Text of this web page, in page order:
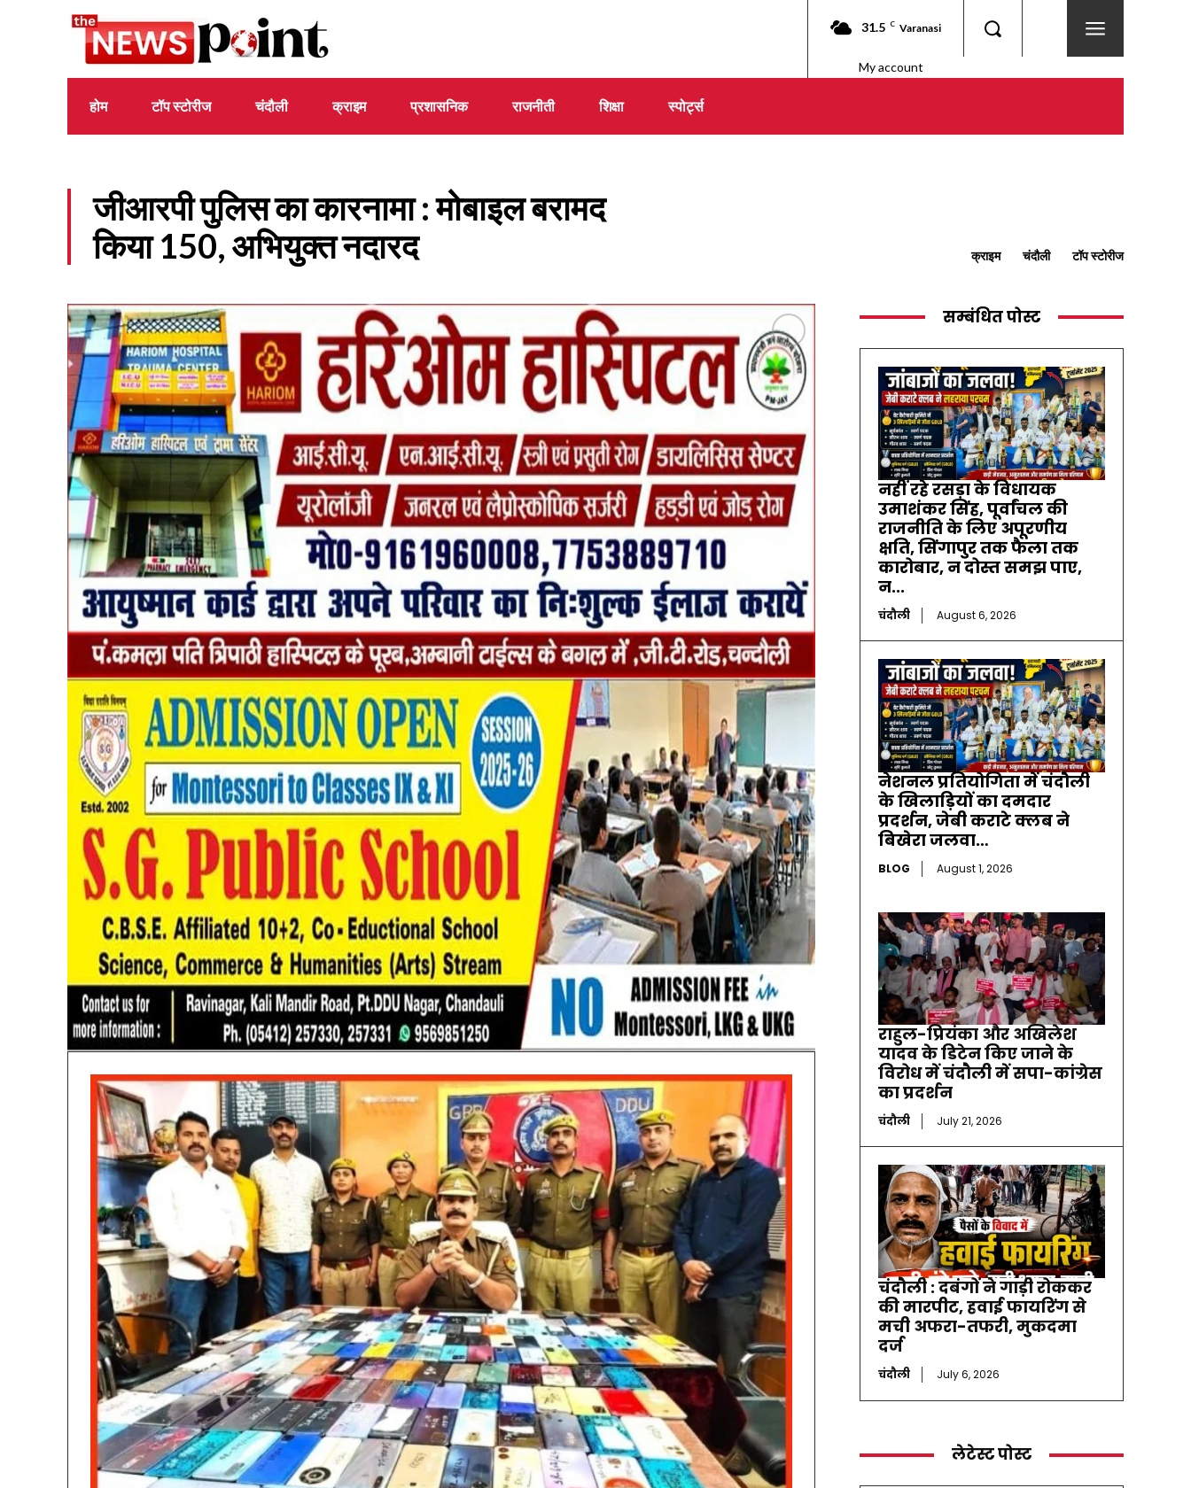
31.5 C Varanasi
My account
होम टॉप स्टोरीज चंदौली क्राइम प्रशासनिक राजनीती शिक्षा स्पोर्ट्स
जीआरपी पुलिस का कारनामा : मोबाइल बरामद
किया 150, अभियुक्त नदारद
क्राइम चंदौली टॉप स्टोरीज
सम्बंधित पोस्ट
नहीं रहे रसड़ा के विधायक
उमाशंकर सिंह, पूर्वांचल की
राजनीति के लिए अपूरणीय
क्षति, सिंगापुर तक फैला तक
कारोबार, न दोस्त समझ पाए,
न...
चंदौली August 6, 2026
नेशनल प्रतियोगिता में चंदौली
के खिलाड़ियों का दमदार
प्रदर्शन, जेबी कराटे क्लब ने
बिखेरा जलवा…
BLOG August 1, 2026
राहुल-प्रियंका और अखिलेश
यादव के डिटेन किए जाने के
विरोध में चंदौली में सपा-कांग्रेस
का प्रदर्शन
चंदौली July 21, 2026
चंदौली : दबंगों ने गाड़ी रोककर
की मारपीट, हवाई फायरिंग से
मची अफरा-तफरी, मुकदमा
दर्ज
चंदौली July 6, 2026
लेटेस्ट पोस्ट